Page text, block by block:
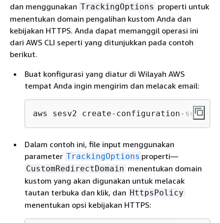
dan menggunakan TrackingOptions properti untuk
menentukan domain pengalihan kustom Anda dan
kebijakan HTTPS. Anda dapat memanggil operasi ini
dari AWS CLI seperti yang ditunjukkan pada contoh
berikut.
Buat konfigurasi yang diatur di Wilayah AWS
tempat Anda ingin mengirim dan melacak email:
aws sesv2 create-configuration-set
Dalam contoh ini, file input menggunakan
parameter TrackingOptions properti—
CustomRedirectDomain menentukan domain
kustom yang akan digunakan untuk melacak
tautan terbuka dan klik, dan HttpsPolicy
menentukan opsi kebijakan HTTPS: